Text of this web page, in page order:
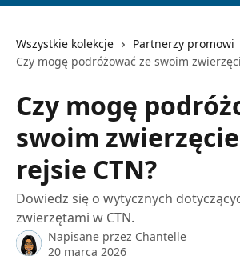
Wszystkie kolekcje
Partnerzy promowi
Czy mogę podróżować ze swoim
Czy mogę
swoim
rejsie CTN?
Dowiedz się o wytycznych
zwierzętami w CTN.
Napisane przez Chantelle
20 marca 2026